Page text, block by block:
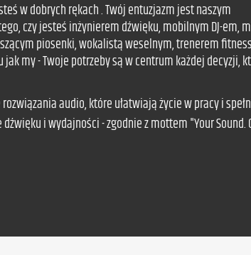
w dobrych rękach . Twój entuzjazm jest naszym
czy jesteś inżynierem dźwięku, mobilnym DJ-em,
piosenki, wokalistą weselnym, trenerem
my - Twoje potrzeby są w centrum każdej decyzji,
audio, które ułatwiają życie w pracy i
i wydajności - zgodnie z mottem "Your Sound.